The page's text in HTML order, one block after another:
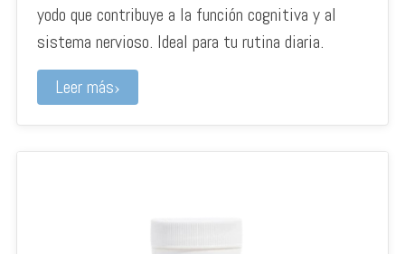
yodo que contribuye a la función cognitiva y al
sistema nervioso. Ideal para tu rutina diaria.
Leer más